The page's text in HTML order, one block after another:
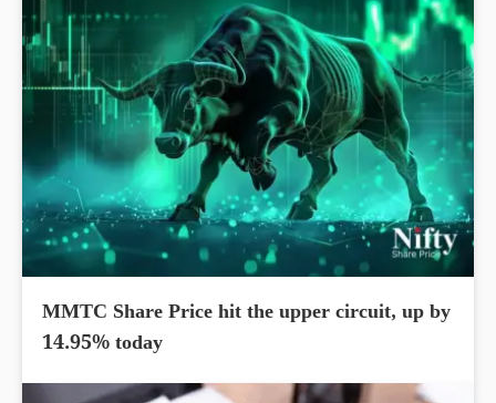
MMTC Share Price hit the upper circuit, up by
14.95% today